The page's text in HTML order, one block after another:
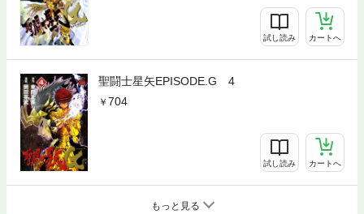
試し読み カートへ
聖闘士星矢EPISODE.G 4
704
試し読み カートへ
もっと見る